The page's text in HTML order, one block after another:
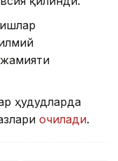
ҳудудларда
очилади.